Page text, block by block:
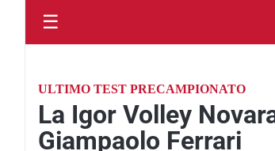
☰
ULTIMO TEST PRECAMPIONATO
La Igor Volley
Giampaolo Ferrari